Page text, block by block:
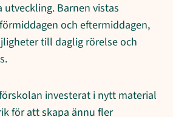
Barnen vistas
och eftermiddagen,
till daglig rörelse och
investerat i nytt material
för att skapa ännu fler